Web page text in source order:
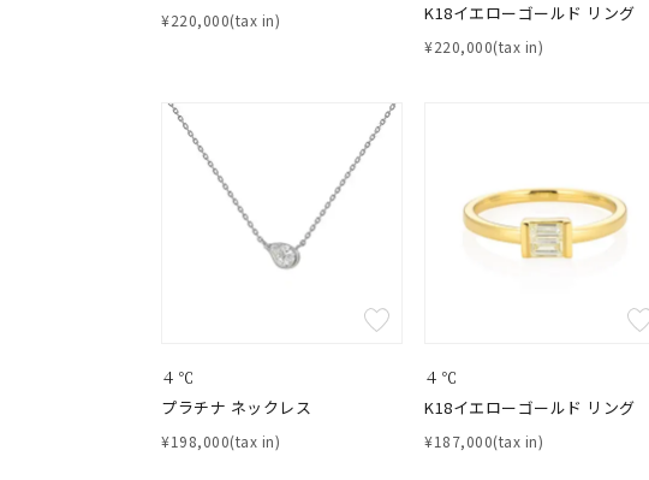
しずく
レッド
マルチカ
ファッションテイスト フェミニン
ご褒美
コレクション
耳周りジュエリー
公式オンラインショ
¥220,000(tax in)
K18イエローゴールド リング
¥220,000(tax in)
４℃
プラチナ ネックレス
¥198,000(tax in)
４℃
K18イエローゴールド リング
¥187,000(tax in)